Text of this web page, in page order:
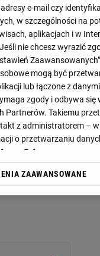
adresy e-mail czy
w szczególności na
aplikacjach i w
nie chcesz wyrazić
mogą być
lub łączone z
zgody i odbywa się
Partnerów. Takiemu
z administratorem –
o przetwarzaniu
S.A.
wyrażasz też
ZAAWANSOWANE